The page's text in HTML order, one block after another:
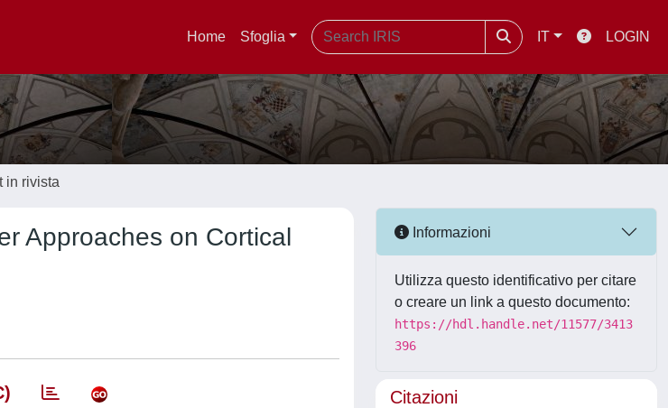
Home Sfoglia IT LOGIN
in rivista
Approaches on Cortical
Informazioni
Utilizza questo identificativo per citare
o creare un link a questo documento:
https://hdl.handle.net/11577/3413
396
Citazioni